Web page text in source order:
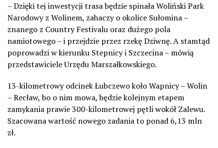
– Dzięki tej inwestycji trasa będzie spinała Woliński Park
Narodowy z Wolinem, zahaczy o okolice Sułomina –
znanego z Country Festivalu oraz dużego pola
namiotowego – i przejdzie przez rzekę Dziwnę. A stamtąd
poprowadzi w kierunku Stepnicy i Szczecina – mówią
przedstawiciele Urzędu Marszałkowskiego.
13-kilometrowy odcinek Łubczewo koło Wapnicy – Wolin
– Recław, bo o nim mowa, będzie kolejnym etapem
zamykania prawie 300-kilometrowej pętli wokół Zalewu.
Szacowana wartość nowego zadania to ponad 6,13 mln
zł.